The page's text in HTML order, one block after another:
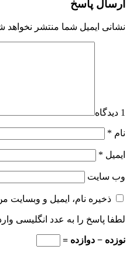
ارسال پاسخ
نشانی ایمیل شما منتشر نخواهد
1 دیدگاه
نام *
ایمیل *
وب‌ سایت
ذخیره نام، ایمیل و وبسایت
لطفا پاسخ را به عدد انگلیسی
نوزده − دوازده =